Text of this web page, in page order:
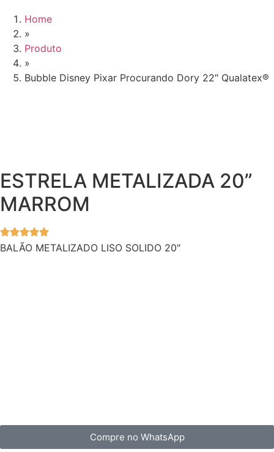
Home
»
Produto
»
Bubble Disney Pixar Procurando Dory 22″ Qualatex®
ESTRELA METALIZADA 20”
MARROM
BALÃO METALIZADO LISO SOLIDO 20″
Compre no WhatsApp